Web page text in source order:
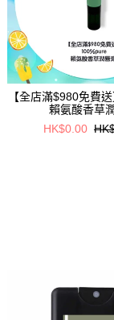
【全店滿$980免費
賴氨酸香草
HK$0.00